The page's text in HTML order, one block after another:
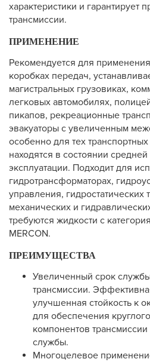
характеристики и
трансмиссии.
ПРИМЕНЕНИЕ
Рекомендуется для
коробках передач,
магистральных грузовиках,
легковых автомобилях,
пикапов, рекреационные
эвакуаторы с увеличенным
особенно для тех
находятся в состоянии
эксплуатации. Подходит для
гидротрансформаторах,
управления, гидростатических
механических и
требуются жидкости с
MERCON.
ПРЕИМУЩЕСТВА
Увеличенный срок
трансмиссии.
улучшенная стойкость к
для обеспечения
компонентов
службы.
Многоцелевое